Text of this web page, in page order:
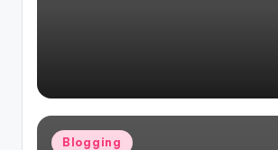
Posted
Blogging